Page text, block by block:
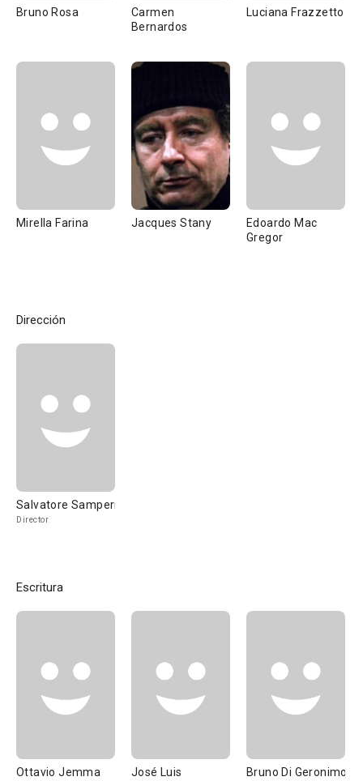
Bruno Rosa
Carmen
Bernardos
Luciana Frazzetto
Mirella Farina Jacques Stany
Edoardo Mac
Gregor
Dirección
Salvatore Samperi
Director
Escritura
Ottavio Jemma
José Luis
Bruno Di Geronimo